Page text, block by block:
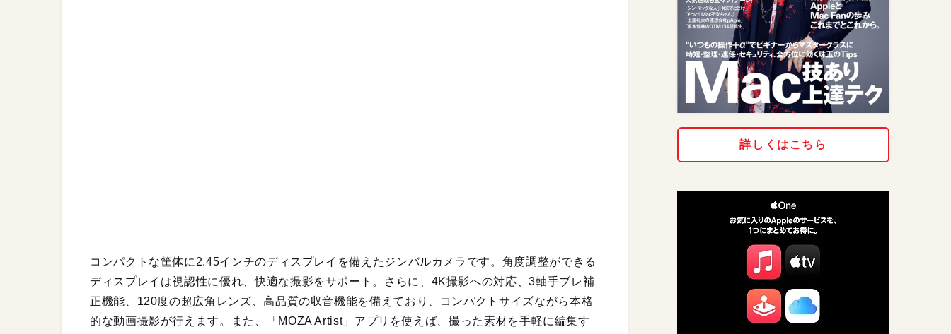
コンパクトな筐体に2.45インチのディスプレイを備えたジンバルカメラです。角度調整ができる
ディスプレイは視認性に優れ、快適な撮影をサポート。さらに、4K撮影への対応、3軸手ブレ補
正機能、120度の超広角レンズ、高品質の収音機能を備えており、コンパクトサイズながら本格
的な動画撮影が行えます。また、「MOZA Artist」アプリを使えば、撮った素材を手軽に編集す
詳しくはこちら